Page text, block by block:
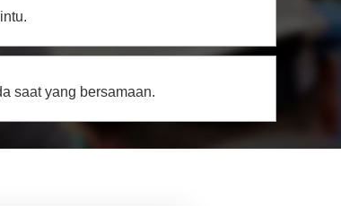
saat yang bersamaan.